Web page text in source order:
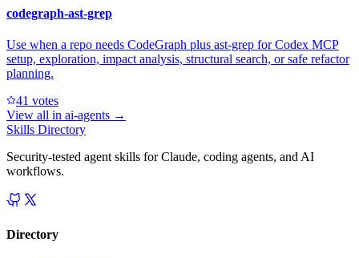
codegraph-ast-grep
Use when a repo needs CodeGraph plus ast-grep for Codex MCP
setup, exploration, impact analysis, structural search, or safe refactor
planning.
41 votes
View all in ai-agents →
Skills Directory
Security-tested agent skills for Claude, coding agents, and AI
workflows.
Directory